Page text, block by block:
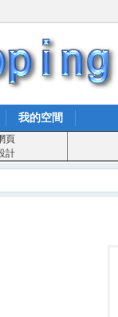
我的空間
頁
計